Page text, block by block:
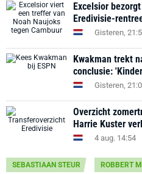
Excelsior
Eredivisie-
Gisteren,
Kwakman trekt
conclusie:
Gisteren,
Overzicht
Harrie Kuster
4 aug. 14:54
SEBASTIAAN STEUR ROBBERT